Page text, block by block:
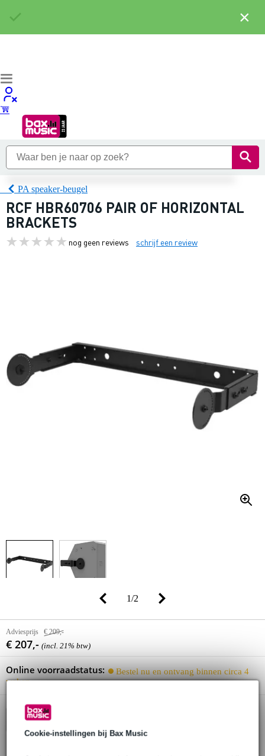
Cookie-instellingen bij Bax Music
PA speaker-beugel
RCF HBR60706 PAIR OF HORIZONTAL
BRACKETS
nog geen reviews schrijf een review
1/2
Adviesprijs € 209,-
€ 207,- (incl. 21% btw)
Online voorraadstatus:
Bestel nu en ontvang binnen circa 4
weken
×